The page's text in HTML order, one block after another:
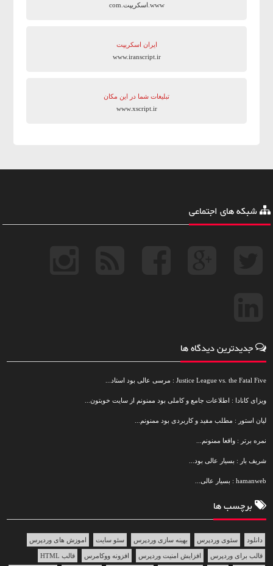
www.اسکریپت.com
ایران اسکریپت
www.iranscript.ir
تبلیغات شما در این مکان
www.xscript.ir
شبکه های اجتماعی
جدیدترین دیدگاه ها
Justice League vs. the Fatal Five : مرسی عالی بود استاد...
ویزای کانادا : اطلاعات جامع و کاملی بود ممنونم از سایت خوبتون...
لیان استور : مطلب مفید و کاربردی بود ممنونم...
نمره برتر : واقعا ممنونم...
شریف بار : بسیار عالی بود...
hamanweb : بسیار عالی...
برچسب ها
دانلود سئوی وردپرس بهینه سازی وردپرس سئو سایت اموزش های وردپرس
قالب برای وردپرس افزایش امنیت وردپرس افزونه ووکامرس قالب HTML